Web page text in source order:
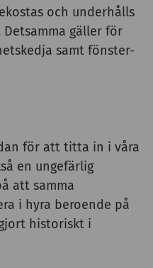
och underhålls
Detsamma gäller för
samt fönster-
för att titta in i våra
en ungefärlig
att samma
i hyra beroende på
historiskt i